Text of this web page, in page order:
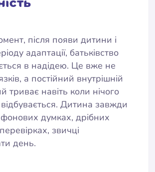
після появи дитини і
адаптації, батьківство
в надідею. Це вже не
а постійний внутрішній
триває навіть коли нічого
Дитина завжди
думках, дрібних
звичці
день.